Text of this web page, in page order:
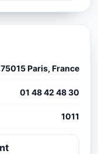
Paris, France
01 48 42 48 30
1011